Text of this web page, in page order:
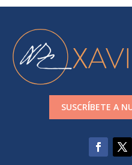
SUSCRÍBETE A